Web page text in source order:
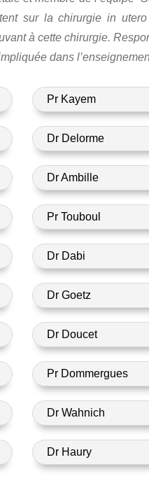
sur la chirurgie in
à cette chirurgie.
dans
Pr Kayem
Dr Delorme
Dr Ambille
Pr Touboul
Dr Dabi
Dr Goetz
Dr Doucet
Pr Dommergues
Dr Wahnich
Dr Haury